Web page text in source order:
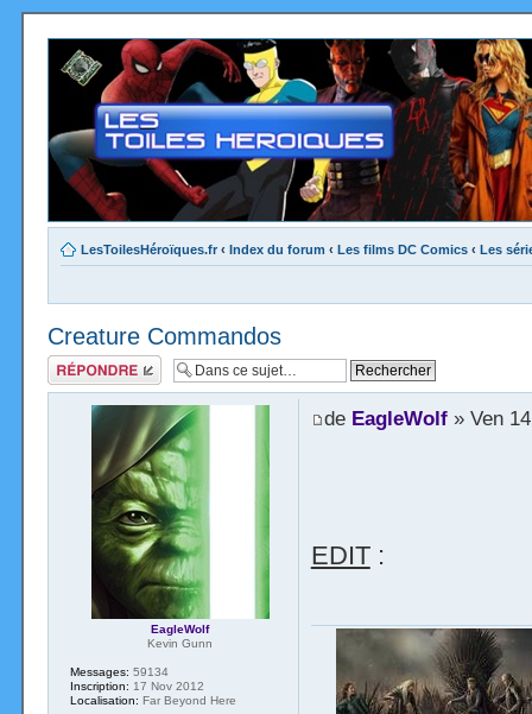
LesToilesHéroïques.fr ‹ Index du forum ‹ Les films DC Comics ‹ Les
Creature Commandos
Répondre
de EagleWolf» Ven
EDIT:
EagleWolf
Kevin Gunn
Messages: 59134
Inscription: 17 Nov 2012
Localisation: Far Beyond Here